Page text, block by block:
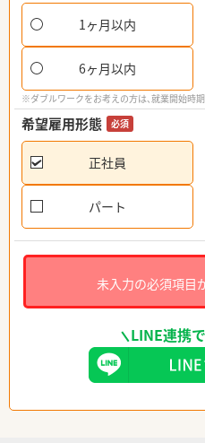
1ヶ月以内
6ヶ月以内
※ダブルワークをお考えの方は、就業開始時
希望雇用形態 必須
正社員
パート
未入力の必須項目
LINE連携